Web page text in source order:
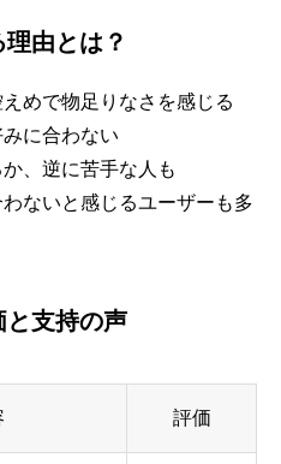
理由とは？
めで物足りなさを感じる
に合わない
、逆に苦手な人も
ないと感じるユーザーも多
と支持の声
評価